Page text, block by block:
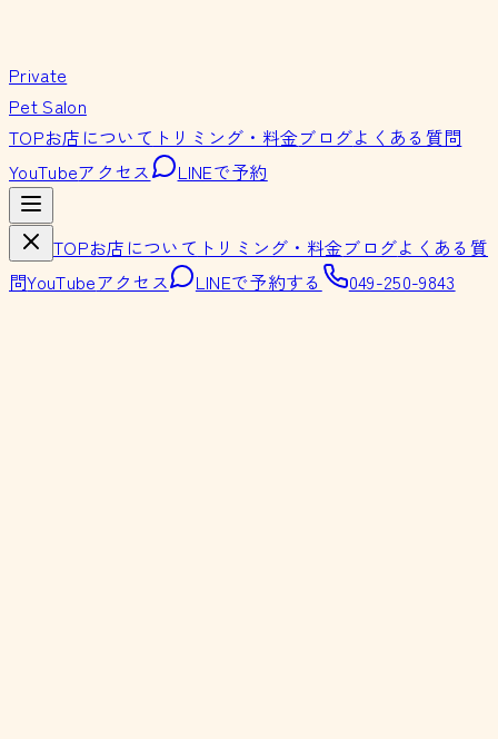
Private
Pet Salon
TOPお店について トリミング・料金ブログよくある質問
YouTubeアクセス LINEで予約
TOPお店について トリミング・料金ブログよくある質
問YouTubeアクセス LINEで予約する 049-250-9843